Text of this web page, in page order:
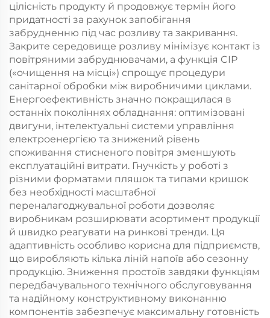
цілісність продукту й продовжує термін його
придатності за рахунок запобігання
забрудненню під час розливу та закривання.
Закрите середовище розливу мінімізує контакт із
повітряними забруднювачами, а функція CIP
(«очищення на місці») спрощує процедури
санітарної обробки між виробничими циклами.
Енергоефективність значно покращилася в
останніх поколіннях обладнання: оптимізовані
двигуни, інтелектуальні системи управління
електроенергією та знижений рівень
споживання стисненого повітря зменшують
експлуатаційні витрати. Гнучкість у роботі з
різними форматами пляшок та типами кришок
без необхідності масштабної
переналагоджувальної роботи дозволяє
виробникам розширювати асортимент продукції
й швидко реагувати на ринкові тренди. Ця
адаптивність особливо корисна для підприємств,
що виробляють кілька ліній напоїв або сезонну
продукцію. Зниження простоїв завдяки функціям
передбачувального технічного обслуговування
та надійному конструктивному виконанню
компонентів забезпечує максимальну готовність